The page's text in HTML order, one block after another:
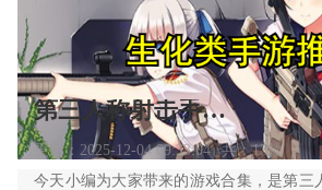
第三人称射击手游推荐
更新：2025-12-04 09:33:04
共：13款
今天小编为大家带来的游戏合集，是第三